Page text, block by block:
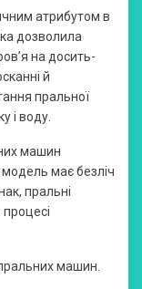
атрибутом в
дозволила
на досить-
й
пральної
і воду.
машин
модель має безліч
пральні
машин.